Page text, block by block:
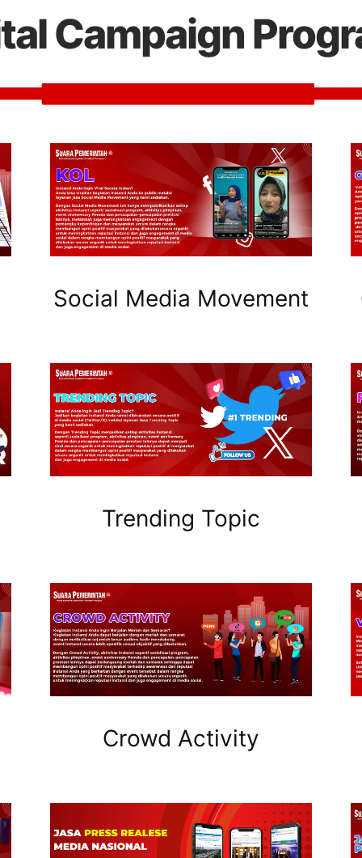
Campaign
Social Media Movement
Trending Topic
Crowd Activity